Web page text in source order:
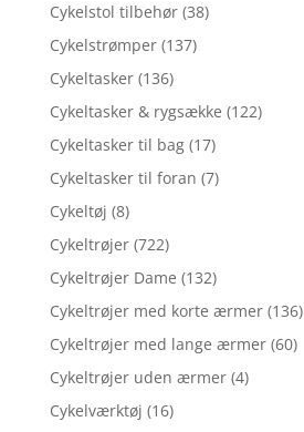
Cykelstol tilbehør (38)
Cykelstrømper (137)
Cykeltasker (136)
Cykeltasker & rygsække (122)
Cykeltasker til bag (17)
Cykeltasker til foran (7)
Cykeltøj (8)
Cykeltrøjer (722)
Cykeltrøjer Dame (132)
Cykeltrøjer med korte ærmer (136)
Cykeltrøjer med lange ærmer (60)
Cykeltrøjer uden ærmer (4)
Cykelværktøj (16)